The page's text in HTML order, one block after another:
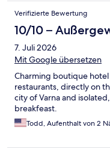
Verifizierte Bewertung
10/10 –
7. Juli 2026
Mit Google übersetzen
Charming boutique hotel
restaurants, directly on
city of Varna and
breakfeast.
Todd, Aufenthalt von 2